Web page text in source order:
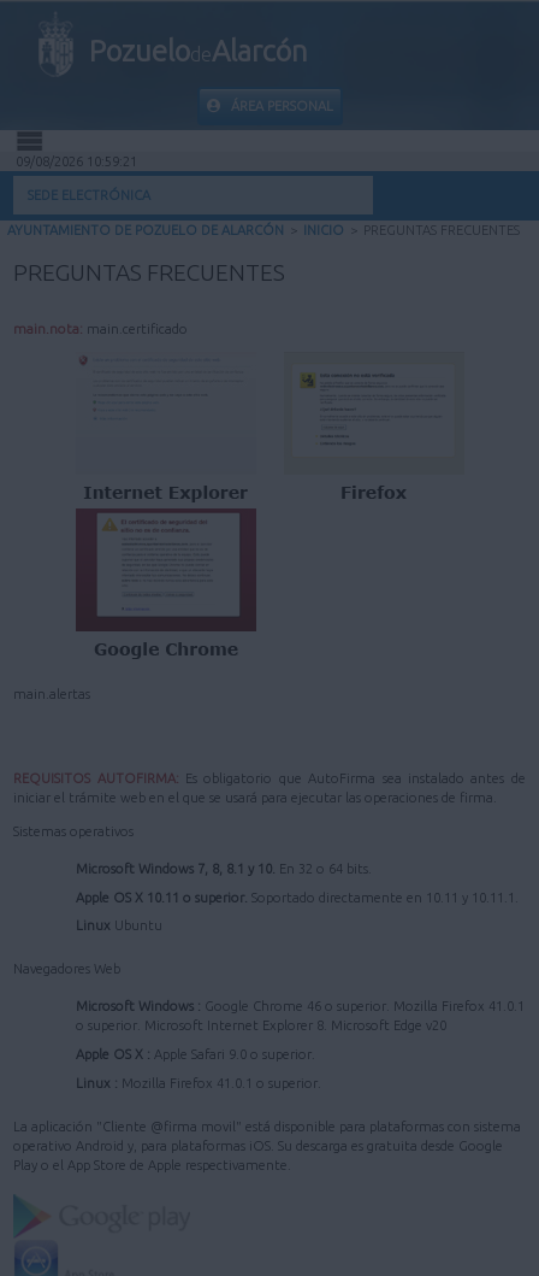
PozuelodeAlarcón
ÁREA PERSONAL
INICIO
INFORMACIÓN MUNICIPAL
09/08/2026 10:59:22
SEDE ELECTRÓNICA
AYUNTAMIENTO DE POZUELO DE ALARCÓN > INICIO > PREGUNTAS FRECUENTES
PREGUNTAS FRECUENTES
main.nota: main.certificado
main.alertas
REQUISITOS AUTOFIRMA: Es obligatorio que AutoFirma sea instalado antes de
iniciar el trámite web en el que se usará para ejecutar las operaciones de firma.
Sistemas operativos
Microsoft Windows 7, 8, 8.1 y 10. En 32 o 64 bits.
Apple OS X 10.11 o superior. Soportado directamente en 10.11 y 10.11.1.
Linux Ubuntu
Navegadores Web
Microsoft Windows : Google Chrome 46 o superior. Mozilla Firefox 41.0.1
o superior. Microsoft Internet Explorer 8. Microsoft Edge v20
Apple OS X : Apple Safari 9.0 o superior.
Linux : Mozilla Firefox 41.0.1 o superior.
La aplicación "Cliente @firma movil" está disponible para plataformas con sistema
operativo Android y, para plataformas iOS. Su descarga es gratuita desde Google
Play o el App Store de Apple respectivamente.